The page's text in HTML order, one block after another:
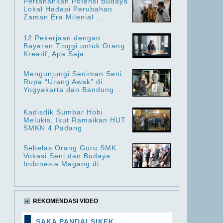
Lokal Hadapi Perubahan
Zaman Era Milenial ...
12 Pekerjaan dengan
Bayaran Tinggi untuk Orang
Kreatif, Apa Saja ...
Mengunjungi Seniman Seni
Rupa “Urang Awak” di
Yogyakarta dan Bandung ...
Kadisdik Sumbar Hobi
Melukis, Ikut Ramaikan HUT
SMKN 4 Padang
Sebelas Orang Guru SMK
Vokasi Seni dan Budaya
Indonesia Magang di ...
REKOMENDASI VIDEO